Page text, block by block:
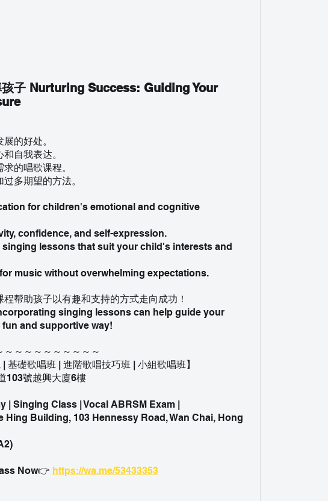
孩子 Nurturing Success: Guiding Your
的好处。
自我表达。
的唱歌课程。
多期望的方法。
for children's emotional and cognitive
confidence, and self-expression.
lessons that suit your child's interests and
music without overwhelming expectations.
帮助孩子以有趣和支持的方式走向成功！
singing lessons can help guide your
and supportive way!
～～～～～～～～～
基礎歌唱班 | 進階歌唱技巧班 | 小組歌唱班】
103號越興大廈6樓
| Singing Class | Vocal ABRSM Exam |
Hing Building, 103 Hennessy Road, Wan Chai, Hong
Now👉 https://wa.me/53433353